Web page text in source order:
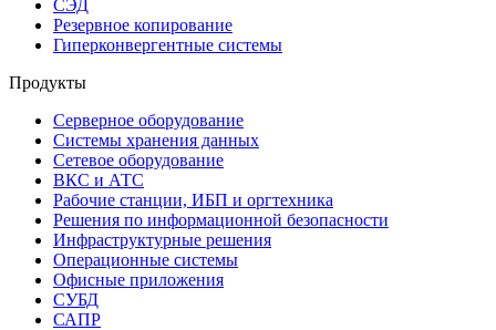
СЭД
Резервное копирование
Гиперконвергентные системы
Продукты
Серверное оборудование
Системы хранения данных
Сетевое оборудование
ВКС и АТС
Рабочие станции, ИБП и оргтехника
Решения по информационной безопасности
Инфраструктурные решения
Операционные системы
Офисные приложения
СУБД
САПР